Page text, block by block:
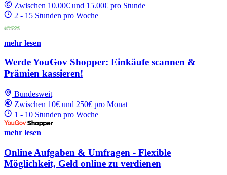
Zwischen 10.00€ und 15.00€ pro Stunde
2 - 15 Stunden pro Woche
mehr lesen
Werde YouGov Shopper: Einkäufe scannen &
Prämien kassieren!
Bundesweit
Zwischen 10€ und 250€ pro Monat
1 - 10 Stunden pro Woche
mehr lesen
Online Aufgaben & Umfragen - Flexible
Möglichkeit, Geld online zu verdienen